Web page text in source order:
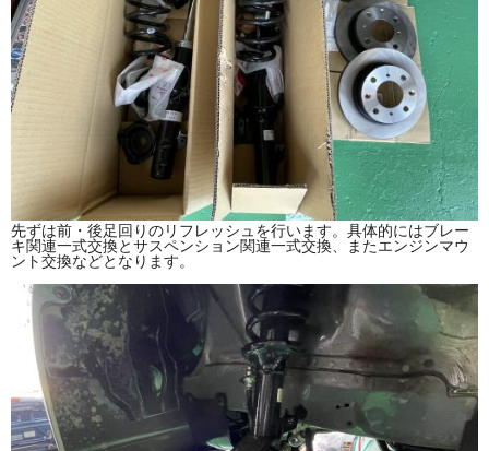
先ずは前・後足回りのリフレッシュを行います。具体的にはブレー
キ関連一式交換とサスペンション関連一式交換、またエンジンマウ
ント交換などとなります。